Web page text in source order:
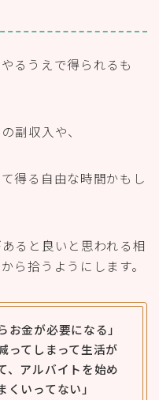
るうえで得られるも
副収入や、
得る自由な時間かもし
ると良いと思われる相
ら拾うようにします。
お金が必要になる」
ってしまって生活が
、アルバイトを始め
いってない」